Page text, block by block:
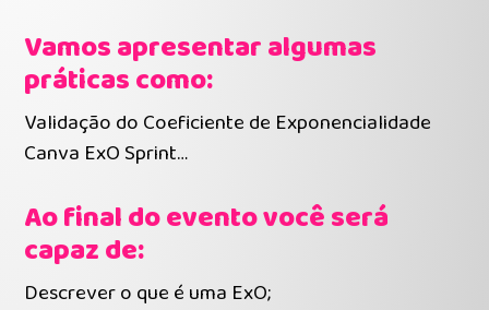
Vamos apresentar algumas
práticas como:
Validação do Coeficiente de Exponencialidade
Canva ExO Sprint…
Ao final do evento você será
capaz de:
Descrever o que é uma ExO;